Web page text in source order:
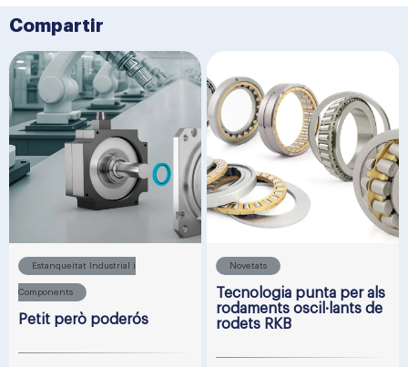
Compartir
Estanqueïtat Industrial i
Components
Petit però poderós
Novetats
Tecnologia punta per als
rodaments oscil·lants de
rodets RKB